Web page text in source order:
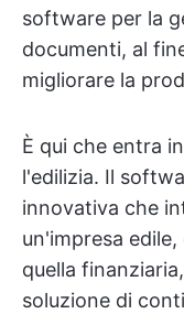
software per la
documenti, al
migliorare la
È qui che entra
l'edilizia. Il
innovativa che
un'impresa
quella
soluzione di